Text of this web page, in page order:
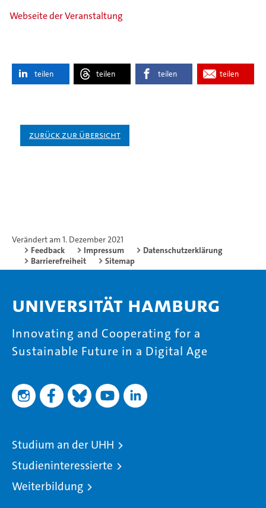
Webseite der Veranstaltung
teilen teilen teilen teilen
Zurück zur Übersicht
Verändert am 1. Dezember 2021
Feedback
Impressum
Datenschutzerklärung
Barrierefreiheit
Sitemap
Universität Hamburg
Innovating and Cooperating for a
Sustainable Future in a Digital Age
Studium an der UHH
Studieninteressierte
Weiterbildung